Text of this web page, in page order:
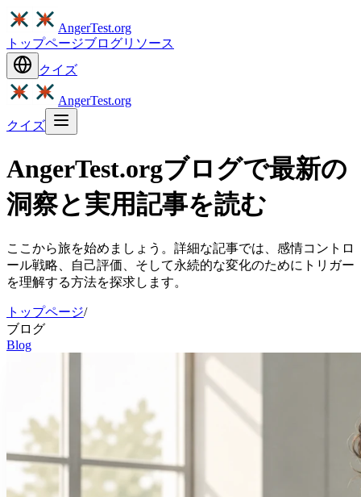
AngerTest.org
トップページブログリソース
クイズ
AngerTest.org
クイズ
AngerTest.orgブログで最新の
洞察と実用記事を読む
ここから旅を始めましょう。詳細な記事では、感情コントロ
ール戦略、自己評価、そして永続的な変化のためにトリガー
を理解する方法を探求します。
トップページ/
ブログ
Blog